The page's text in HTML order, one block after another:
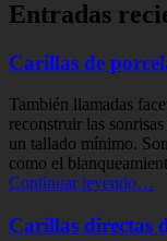
Entradas
Carillas de
También llamadas
reconstruir las
un tallado mínimo.
como el
Continuar leyendo…
Carillas directas